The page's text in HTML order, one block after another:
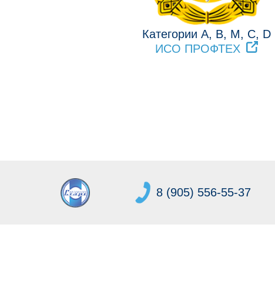
Категории A, B, M, C, D
ИСО ПРОФТЕХ
8 (905) 556-55-37